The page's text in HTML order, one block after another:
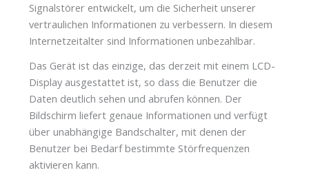
Signalstörer entwickelt, um die Sicherheit unserer
vertraulichen Informationen zu verbessern. In diesem
Internetzeitalter sind Informationen unbezahlbar.
Das Gerät ist das einzige, das derzeit mit einem LCD-
Display ausgestattet ist, so dass die Benutzer die
Daten deutlich sehen und abrufen können. Der
Bildschirm liefert genaue Informationen und verfügt
über unabhängige Bandschalter, mit denen der
Benutzer bei Bedarf bestimmte Störfrequenzen
aktivieren kann.